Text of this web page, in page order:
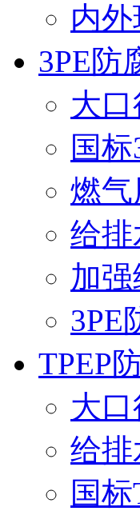
内
3PE防
大口
国
燃气
给排
加强
3PE
TPEP
大
给排
国